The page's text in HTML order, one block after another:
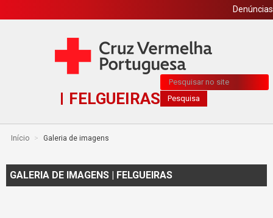
Denúncias
FELGUEIRAS
Pesquisa...
Pesquisa
Início > Galeria de imagens
GALERIA DE IMAGENS | FELGUEIRAS